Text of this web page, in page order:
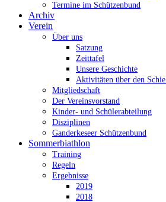
Termine im Schützenbund
Archiv
Verein
Über uns
Satzung
Zeittafel
Unsere Geschichte
Aktivitäten über den
Mitgliedschaft
Der Vereinsvorstand
Kinder- und Schülerabteilung
Disziplinen
Ganderkeseer Schützenbund
Sommerbiathlon
Training
Regeln
Ergebnisse
2019
2018